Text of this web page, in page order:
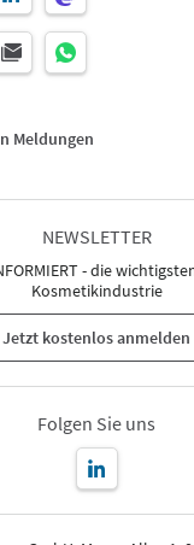
Meldungen
NEWSLETTER
- die
Kosmetikindustrie
Jetzt kostenlos anmelden
Folgen Sie uns